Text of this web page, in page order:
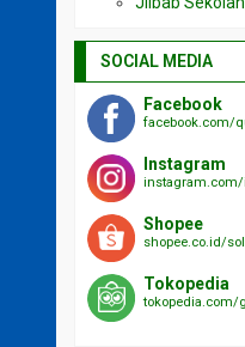
SOCIAL MEDIA
Facebook
facebook.com/
Instagram
Shopee
shopee.co.id/
Tokopedia
tokopedia.com/